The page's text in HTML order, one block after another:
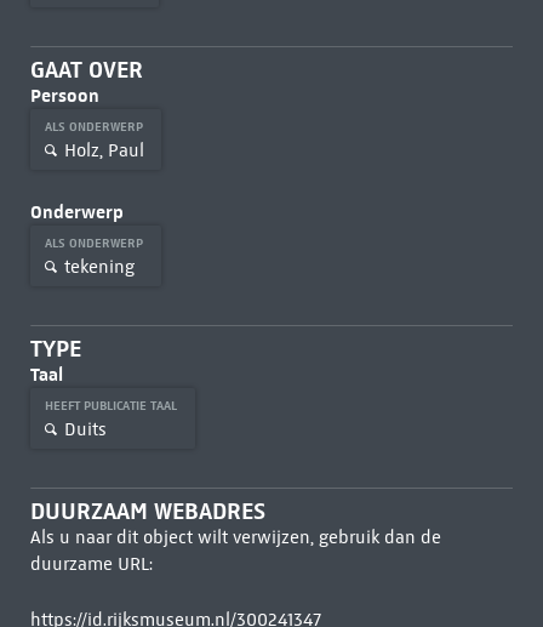
GAAT OVER
Persoon
ALS ONDERWERP
Holz, Paul
Onderwerp
ALS ONDERWERP
tekening
TYPE
Taal
HEEFT PUBLICATIE TAAL
Duits
DUURZAAM WEBADRES
Als u naar dit object wilt verwijzen, gebruik dan de
duurzame URL:
https://id.rijksmuseum.nl/300241347